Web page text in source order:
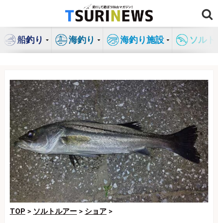
ン
船釣り 海釣り 海釣り施設 ソル
TOP > ソルトルアー > ショア >